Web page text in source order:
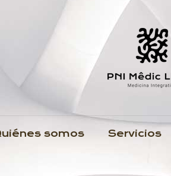
somos Servicios